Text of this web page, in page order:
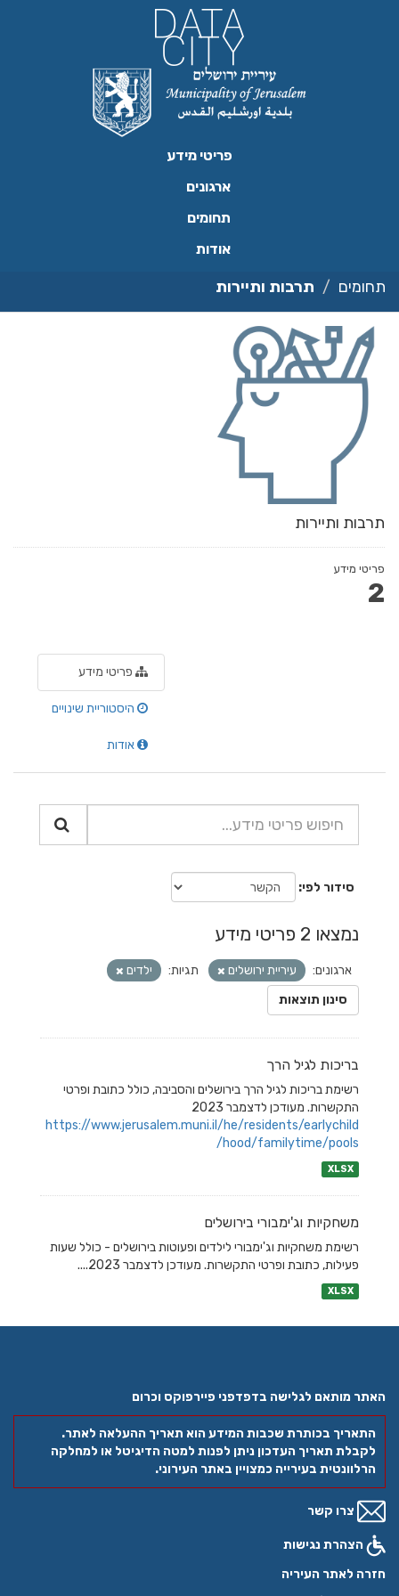
פריטי מידע
ארגונים
תחומים
אודות
תחומים תרבות ותיירות
תרבות ותיירות
פריטי מידע
2
פריטי מידע
היסטוריית שינויים
אודות
סידור לפי
נמצאו 2 פריטי מידע
ארגונים: עיריית ירושלים תגיות:
ילדים
סינון תוצאות
בריכות לגיל הרך
רשימת בריכות לגיל הרך בירושלים והסביבה, כולל כתובת ופרטי
התקשרות. מעודכן לדצמבר 2023
https://www.jerusalem.muni.il/he/residents/earlychild
hood/familytime/pools/
XLSX
משחקיות וג'ימבורי בירושלים
רשימת משחקיות וג'ימבורי לילדים ופעוטות בירושלים - כולל שעות
פעילות, כתובת ופרטי התקשרות. מעודכן לדצמבר 2023....
XLSX
האתר מותאם לגלישה בדפדפני פיירפוקס וכרום
התאריך בכותרת שכבות המידע הוא תאריך ההעלאה לאתר.
לקבלת תאריך העדכון ניתן לפנות למטה הדיגיטל או למחלקה
הרלוונטית בעירייה כמצויין באתר העירוני.
צרו קשר
הצהרת נגישות
חזרה לאתר העיריה